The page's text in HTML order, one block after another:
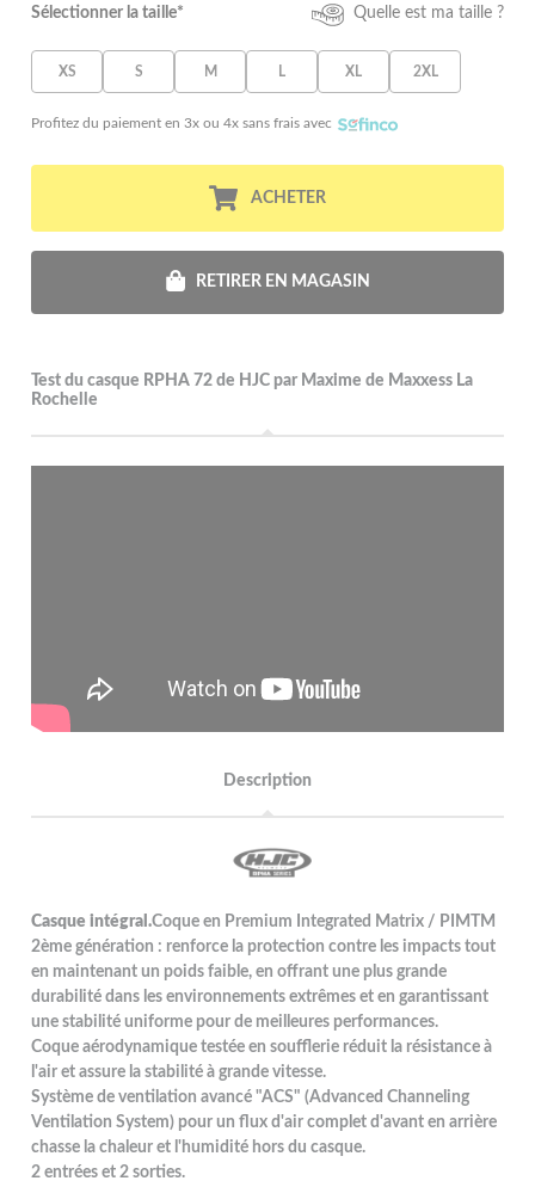
Sélectionner la taille* Quelle est ma taille ?
XS S M L XL 2XL
Profitez du paiement en 3x ou 4x sans frais avec
ACHETER
RETIRER EN MAGASIN
Test du casque RPHA 72 de HJC par Maxime de Maxxess La
Rochelle
Description
Casque intégral.Coque en Premium Integrated Matrix / PIMTM
2ème génération : renforce la protection contre les impacts tout
en maintenant un poids faible, en offrant une plus grande
durabilité dans les environnements extrêmes et en garantissant
une stabilité uniforme pour de meilleures performances.
Coque aérodynamique testée en soufflerie réduit la résistance à
l'air et assure la stabilité à grande vitesse.
Système de ventilation avancé "ACS" (Advanced Channeling
Ventilation System) pour un flux d'air complet d'avant en arrière
chasse la chaleur et l'humidité hors du casque.
2 entrées et 2 sorties.